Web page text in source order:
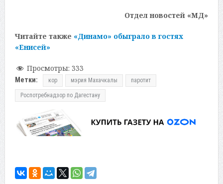
Отдел новостей «МД»
Читайте также «Динамо» обыграло в гостях
«Енисей»
Просмотры: 333
Метки: кор мэрия Махачкалы паротит
Роспотребнадзор по Дагестану